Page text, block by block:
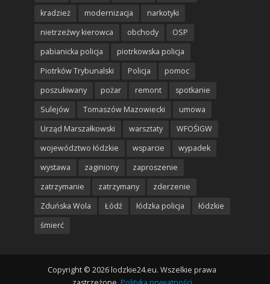
kradzież
modernizacja
narkotyki
nietrzeźwy kierowca
obchody
OSP
pabianicka policja
piotrkowska policja
Piotrków Trybunalski
Policja
pomoc
poszukiwany
pożar remont
spotkanie
Sulejów
Tomaszów Mazowiecki
umowa
Urząd Marszałkowski
warsztaty
WFOŚIGW
województwo łódzkie
wsparcie
wypadek
wystawa
zaginiony
zaproszenie
zatrzymanie
zatrzymany
zderzenie
Zduńska Wola
Łódź łódzka policja
łódzkie
śmierć
Copyright © 2026 lodzkie24.eu. Wszelkie prawa